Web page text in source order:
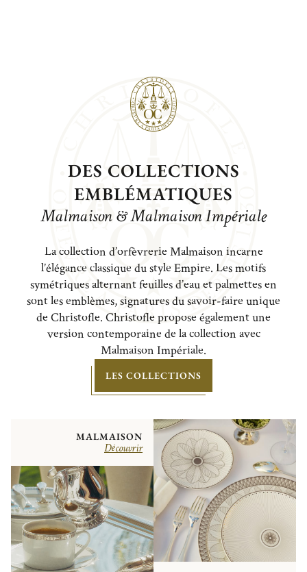
MALMAISON
Découvrir
DES COLLECTIONS
EMBLÉMATIQUES
Malmaison & Malmaison Impériale
La collection d’orfèvrerie Malmaison incarne
l’élégance classique du style Empire. Les motifs
symétriques alternant feuilles d’eau et palmettes en
sont les emblèmes, signatures du savoir-faire unique
de Christofle. Christofle propose également une
version contemporaine de la collection avec
Malmaison Impériale.
LES COLLECTIONS